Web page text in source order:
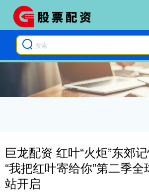
巨龙配资 红叶“火炬”东郊
“我把红叶寄给你”第二季
站开启